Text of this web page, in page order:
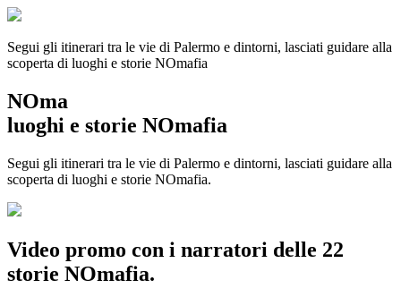
Segui gli itinerari tra le vie di Palermo e dintorni, lasciati guidare alla
scoperta di luoghi e storie NOmafia
NOma
luoghi e storie NOmafia
Segui gli itinerari tra le vie di Palermo e dintorni, lasciati guidare alla
scoperta di luoghi e storie NOmafia.
Video promo con i narratori delle 22
storie NOmafia.